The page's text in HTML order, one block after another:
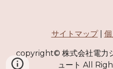
サイトマップ|
copyright© 株式会社電力
ュート All